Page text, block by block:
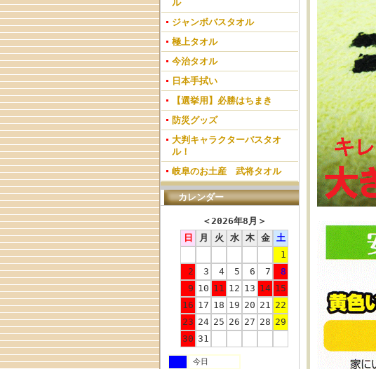
ル
ジャンボバスタオル
極上タオル
今治タオル
日本手拭い
【選挙用】必勝はちまき
防災グッズ
大判キャラクターバスタオ
ル！
岐阜のお土産 武将タオル
カレンダー
＜2026年8月 ＞
日
月 火 水 木 金
土
1
2
3 4 5 6 7
8
9 10 11 12 13 14 15
16 17 18 19 20 21 22
23 24 25 26 27 28 29
30 31
今日